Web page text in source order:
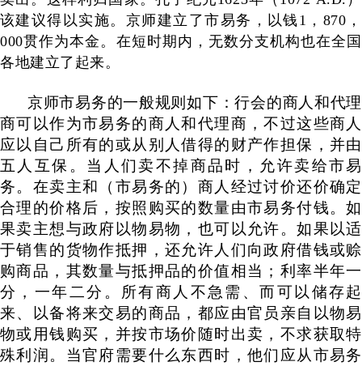
该建议得以实施。京师建立了市易务，以钱 1 ， 870 ，
000贯作为本金。在短时期内，无数分支机构也在全国
各地建立了起来。
京师市易务的一般规则如下：行会的商人和代理
商可以作为市易务的商人和代理商，不过这些商人
应以自己所有的或从别人借得的财产作担保，并由
五人互保。当人们卖不掉商品时，允许卖给市易
务。在卖主和（市易务的）商人经过讨价还价确定
合理的价格后，按照购买的数量由市易务付钱。如
果卖主想与政府以物易物，也可以允许。如果以适
于销售的货物作抵押，还允许人们向政府借钱或赊
购商品，其数量与抵押品的价值相当；利率半年一
分，一年二分。所有商人不急需、而可以储存起
来、以备将来交易的商品，都应由官员亲自以物易
物或用钱购买，并按市场价随时出卖，不求获取特
殊利润。当官府需要什么东西时，他们应从市易务